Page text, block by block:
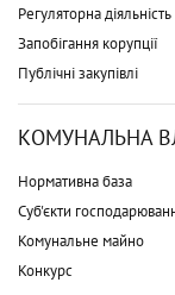
Регуляторна діяльність
Запобігання корупції
Публічні закупівлі
КОМУНАЛЬНА
Нормативна база
Суб'єкти
Комунальне майно
Конкурс